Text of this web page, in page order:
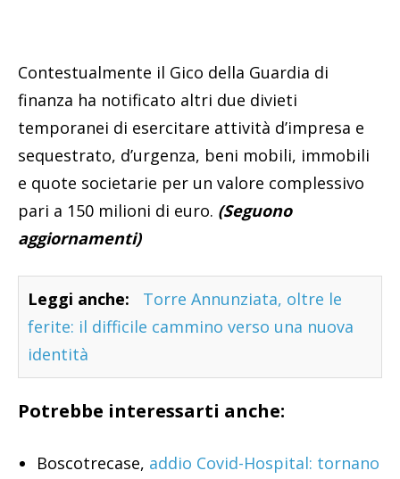
Contestualmente il Gico della Guardia di
finanza ha notificato altri due divieti
temporanei di esercitare attività d’impresa e
sequestrato, d’urgenza, beni mobili, immobili
e quote societarie per un valore complessivo
pari a 150 milioni di euro. (Seguono
aggiornamenti)
Leggi anche:
Torre Annunziata, oltre le
ferite: il difficile cammino verso una nuova
identità
Potrebbe interessarti anche:
Boscotrecase, addio Covid-Hospital: tornano